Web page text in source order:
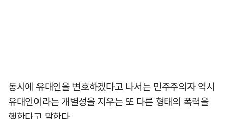
동시에 유대인을 변호하겠다고 나서는 민주주의자 역시
유대인이라는 개별성을 지우는 또 다른 형태의 폭력을